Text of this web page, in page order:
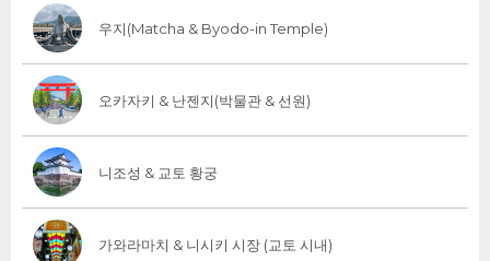
우지(Matcha & Byodo-in Temple)
오카자키 & 난젠지(박물관 & 선원)
니조성 & 교토 황궁
가와라마치 & 니시키 시장 (교토 시내)